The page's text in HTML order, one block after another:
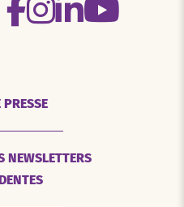
PRESSE
NEWSLETTERS